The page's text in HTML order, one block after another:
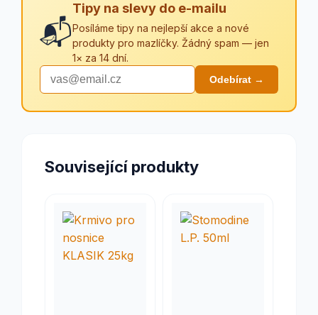
📬
Tipy na slevy do e-mailu
Posíláme tipy na nejlepší akce a nové
produkty pro mazlíčky. Žádný spam — jen
1× za 14 dní.
Odebírat →
Související produkty